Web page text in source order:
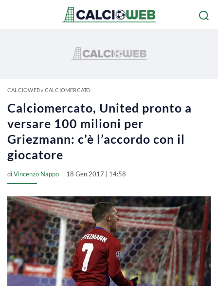
CALCIOWEB» CALCIOMERCATO
Calciomercato, United pronto a
versare 100 milioni per
Griezmann: c’è l’accordo con il
giocatore
diVincenzo Nappo 18 Gen 2017 | 14:58